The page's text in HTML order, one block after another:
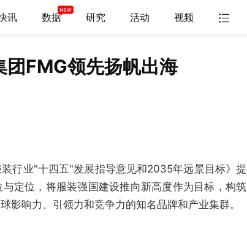
讯 数据 研究 活动 视频
团FMG领先扬帆出海
行业"十四五"发展指导意见和2035年远景目标》提
定位，将服装强国建设推向新高度作为目标，构筑
影响力、引领力和竞争力的知名品牌和产业集群。